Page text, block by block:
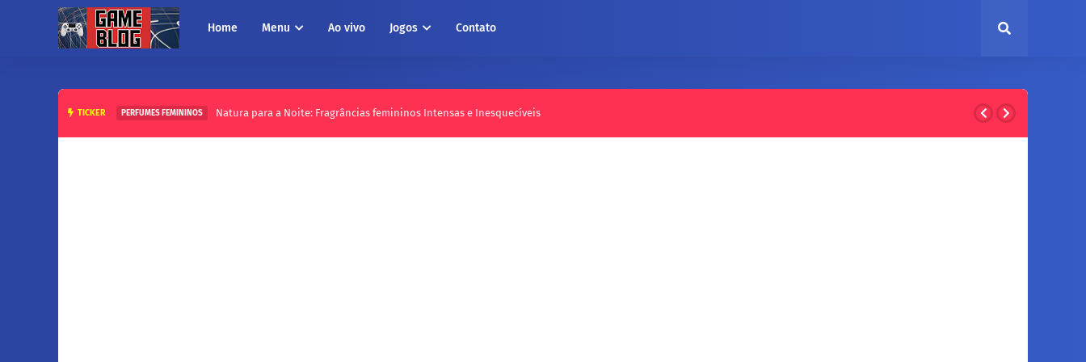
Home Menu Ao vivo Jogos Contato
TICKER PERFUMES FEMININOS Natura para a Noite: Fragrâncias femininos Intensas e Inesquecíveis